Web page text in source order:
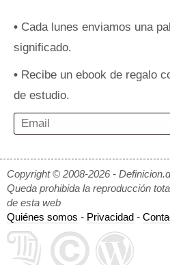
• Cada lunes enviamos una
significado.
• Recibe un ebook de regalo
de estudio.
Copyright © 2008-2026 -
Queda prohibida la reproducción
de esta web
Quiénes somos - Privacidad -